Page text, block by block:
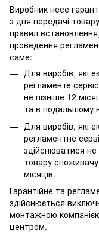
Виробник несе
з дня передачі
правил
проведення
саме:
Для виробів, які
регламенте
не пізніше 12
та в подальшому
Для виробів, які
регламентне
здійснюватися не
товару
місяців.
Гарантійне та
здійснюється
монтажною
центром.